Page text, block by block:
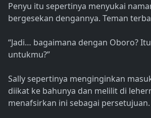
Penyu itu sepertinya menyukai
bergesekan dengannya. Teman
“Jadi… bagaimana dengan Oboro?
untukmu?”
Sally sepertinya menginginkan
diikat ke bahunya dan melilit di
menafsirkan ini sebagai persetujuan.